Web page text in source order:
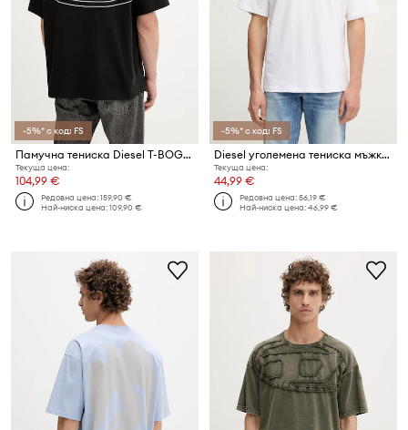
-5%* с код: FS
Памучна тениска Diesel T-BOGGY-MEGOVAL-D
Текуща цена:
104,99 €
Редовна цена:159,90 €
Най-ниска цена:109,90 €
-5%* с код: FS
Diesel уголемена тениска мъжка от памук T-BOXT-R30 T-SHIRT
Текуща цена:
44,99 €
Редовна цена:56,19 €
Най-ниска цена:46,99 €